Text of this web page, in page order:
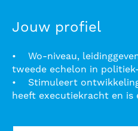
Jouw profiel
• Wo-niveau,
tweede echelon in
• Stimuleert
heeft executiekracht en is